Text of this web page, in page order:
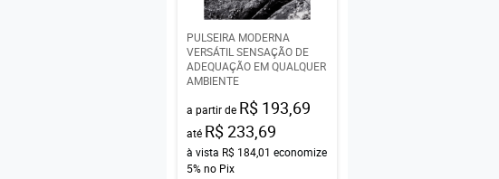
PULSEIRA MODERNA
VERSÁTIL SENSAÇÃO DE
ADEQUAÇÃO EM QUALQUER
AMBIENTE
a partir de R$ 193,69
até R$ 233,69
à vista R$ 184,01 economize
5% no Pix